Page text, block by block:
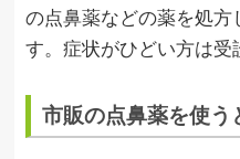
の点鼻薬などの薬を処
す。症状がひどい方は受
市販の点鼻薬を使う